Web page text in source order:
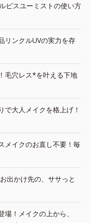
ビスユーミストの使い方
リンクルUVの実力を存
毛穴レス*を叶える下地
で大人メイクを格上げ！
メイクのお直し不要！毎
出かけ先の、ササっと
場！メイクの上から、